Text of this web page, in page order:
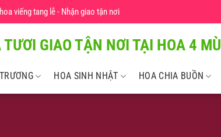
viếng tang lễ - Nhận giao tận nơi
GIAO TẬN NƠI TẠI HOA 4
HOA SINH NHẬT HOA CHIA BUỒN